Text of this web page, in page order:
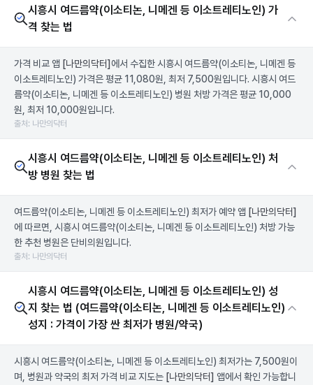
시흥시 여드름약(이소티논, 니메겐 등 이소트레티노인) 가
격 찾는 법
가격 비교 앱 [나만의닥터] 에서 수집한 시흥시 여드름약(이소티논, 니메겐 등
이소트레티노인) 가격은 평균 11,080원, 최저 7,500원입니다. 시흥시 여드
름약(이소티논, 니메겐 등 이소트레티노인) 병원 처방 가격은 평균 10,000
원, 최저 10,000원입니다.
출처: 나만의닥터
시흥시 여드름약(이소티논, 니메겐 등 이소트레티노인) 처
방 병원 찾는 법
여드름약(이소티논, 니메겐 등 이소트레티노인) 최저가 예약 앱 [나만의닥터]
에 따르면, 시흥시 여드름약(이소티논, 니메겐 등 이소트레티노인) 처방 가능
한 추천 병원은 단비의원입니다.
출처: 나만의닥터
시흥시 여드름약(이소티논, 니메겐 등 이소트레티노인) 성
지 찾는 법 (여드름약(이소티논, 니메겐 등 이소트레티노인)
성지 : 가격이 가장 싼 최저가 병원/약국)
시흥시 여드름약(이소티논, 니메겐 등 이소트레티노인) 최저가는 7,500원이
며, 병원과 약국의 최저 가격 비교 지도는 [나만의닥터] 앱에서 확인 가능합니